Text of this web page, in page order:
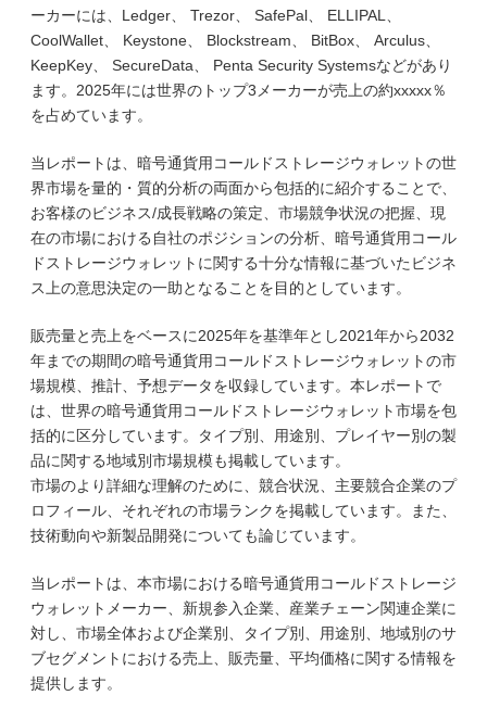
ーカーには、Ledger、 Trezor、 SafePal、 ELLIPAL、
CoolWallet、 Keystone、 Blockstream、 BitBox、 Arculus、
KeepKey、 SecureData、 Penta Security Systemsなどがあり
ます。2025年には世界のトップ3メーカーが売上の約xxxxx％
を占めています。
当レポートは、暗号通貨用コールドストレージウォレットの世
界市場を量的・質的分析の両面から包括的に紹介することで、
お客様のビジネス/成長戦略の策定、市場競争状況の把握、現
在の市場における自社のポジションの分析、暗号通貨用コール
ドストレージウォレットに関する十分な情報に基づいたビジネ
ス上の意思決定の一助となることを目的としています。
販売量と売上をベースに2025年を基準年とし2021年から2032
年までの期間の暗号通貨用コールドストレージウォレットの市
場規模、推計、予想データを収録しています。本レポートで
は、世界の暗号通貨用コールドストレージウォレット市場を包
括的に区分しています。タイプ別、用途別、プレイヤー別の製
品に関する地域別市場規模も掲載しています。
市場のより詳細な理解のために、競合状況、主要競合企業のプ
ロフィール、それぞれの市場ランクを掲載しています。また、
技術動向や新製品開発についても論じています。
当レポートは、本市場における暗号通貨用コールドストレージ
ウォレットメーカー、新規参入企業、産業チェーン関連企業に
対し、市場全体および企業別、タイプ別、用途別、地域別のサ
ブセグメントにおける売上、販売量、平均価格に関する情報を
提供します。